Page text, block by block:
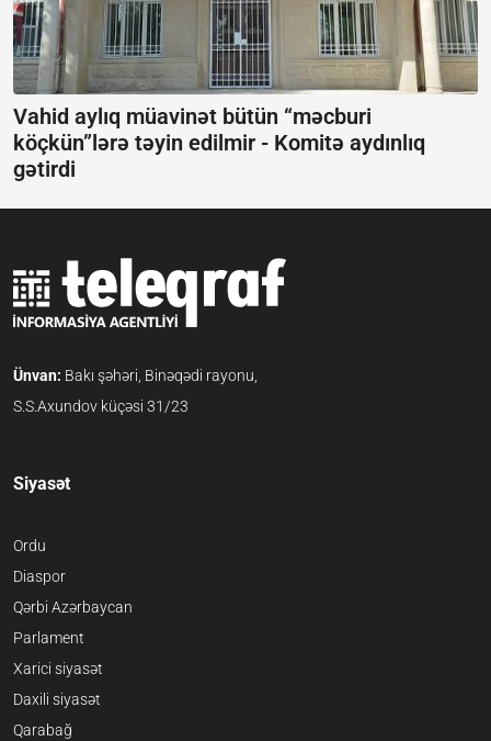
Vahid aylıq müavinət bütün “məcburi
köçkün”lərə təyin edilmir - Komitə aydınlıq
gətirdi
Ünvan: Bakı şəhəri, Binəqədi rayonu,
S.S.Axundov küçəsi 31/23
Siyasət
Ordu
Diaspor
Qərbi Azərbaycan
Parlament
Xarici siyasət
Daxili siyasət
Qarabağ